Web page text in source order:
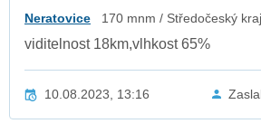
Neratovice 170 mnm / Středočeský kraj
viditelnost 18km,vlhkost 65%
10.08.2023, 13:16